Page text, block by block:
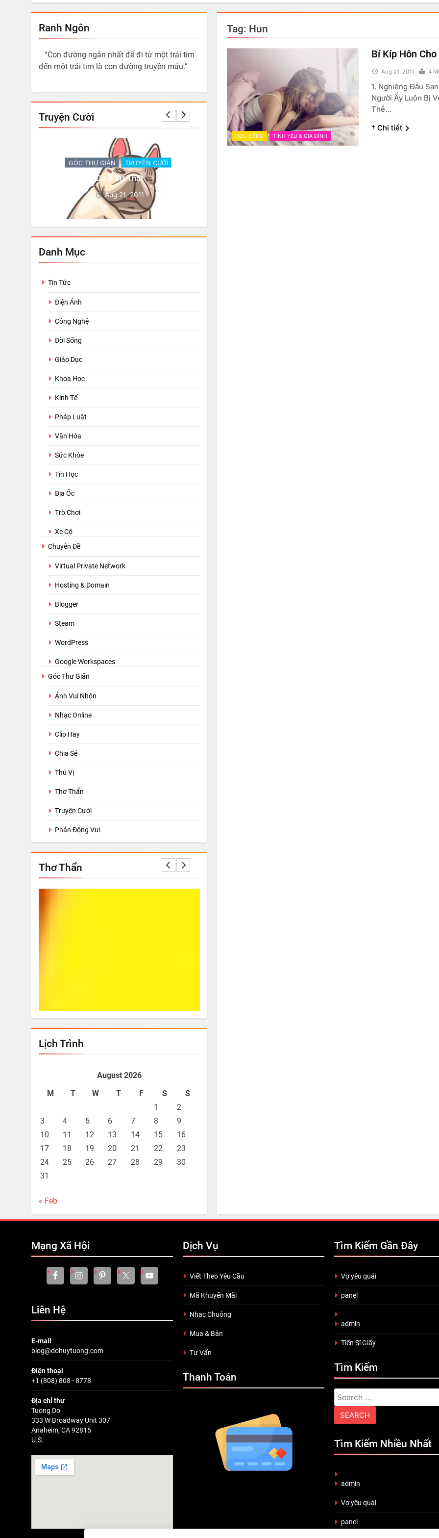
Ranh Ngôn
“Con đường ngắn nhất để đi từ một trái tim
đến một trái tim là con đường truyền máu.”
Truyện Cười
GÓC THƯ GIÃN TRUYỆN CƯỜI
Có 3 Sự Thật
Aug 21, 2011
Danh Mục
Tin Tức
Điện Ảnh
Công Nghệ
Đời Sống
Giáo Dục
Khoa Học
Kinh Tế
Pháp Luật
Văn Hóa
Sức Khỏe
Tin Học
Địa Ốc
Trò Chơi
Xe Cộ
Chuyên Đề
Virtual Private Network
Hosting & Domain
Blogger
Steam
WordPress
Google Workspaces
Góc Thư Giãn
Ảnh Vui Nhộn
Nhạc Online
Clip Hay
Chia Sẻ
Thú Vị
Thơ Thẩn
Truyện Cười
Phản Động Vui
Thơ Thẩn
Lịch Trình
August 2026
M
T W T F S
S
1
2
3
4 5 6 7 8
9
10
11 12 13 14 15
16
17
18 19 20 21 22
23
24
25 26 27 28 29
30
31
« Feb
Tag: Hun
HỌC SỐNG TÌNH YÊU & GIA ĐÌNH
Bí Kíp Hôn
Aug 21, 2011 4
1. Nghiêng Đầu
Người Ấy Luôn Bị
Thể…
† Chi tiết
Mạng Xã Hội
Liên Hệ
E-mail
blog@dohuytuong.com
Điện thoại
+1 (808) 808 - 8778
Địa chỉ thư
Tuong Do
333 W Broadway Unit 307
Anaheim, CA 92815
U.S.
Dịch Vụ
Viết Theo Yêu Cầu
Mã Khuyến Mãi
Nhạc Chuông
Mua & Bán
Tư Vấn
Thanh Toán
Tìm Kiếm Gần Đây
Vợ yêu quái
panel
admin
Tiến Sĩ Giấy
Tìm Kiếm
Search
for:
Tìm Kiếm Nhiều Nhất
admin
Vợ yêu quái
panel